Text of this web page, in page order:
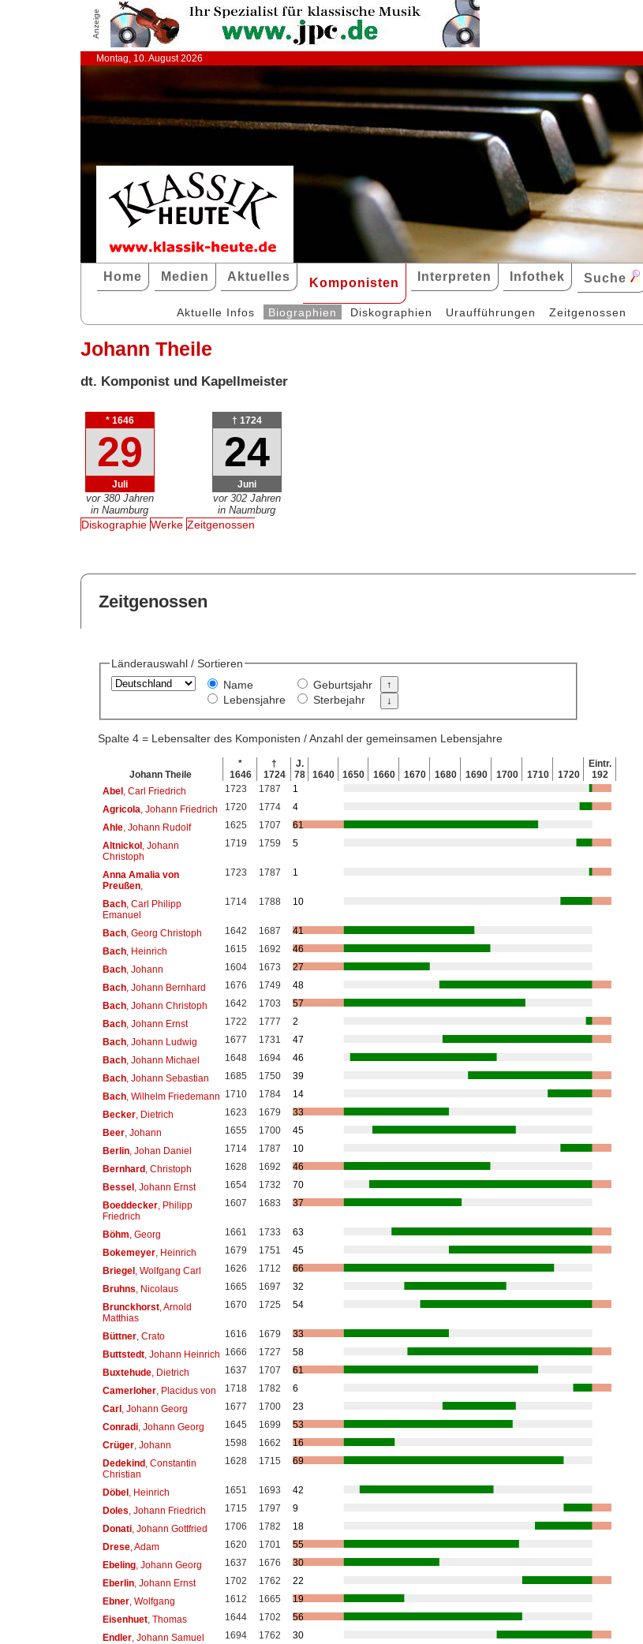
Anzeige
Montag, 10. August 2026
Home Medien Aktuelles Komponisten Interpreten Infothek Suche
Aktuelle Infos Biographien Diskographien Uraufführungen Zeitgenossen
Johann Theile
dt. Komponist und Kapellmeister
* 1646
29
Juli
vor 380 Jahren
in Naumburg
† 1724
24
Juni
vor 302 Jahren
in Naumburg
Diskographie Werke Zeitgenossen
Zeitgenossen
Länderauswahl / Sortieren
Name
Lebensjahre
Geburtsjahr
Sterbejahr
Spalte 4 = Lebensalter des Komponisten / Anzahl der gemeinsamen Lebensjahre
Johann Theile
*
1646
†
1724
J.
78
1640 1650 1660 1670 1680 1690 1700 1710 1720
Eintr.
192
Abel, Carl Friedrich 1723 1787
1
Agricola , Johann Friedrich 1720 1774
4
Ahle, Johann Rudolf 1625 1707
61
Altnickol, Johann
Christoph
1719 1759 5
Anna Amalia von
Preußen,
1723 1787 1
Bach, Carl Philipp
Emanuel
1714 1788 10
Bach, Georg Christoph 1642 1687
41
Bach, Heinrich 1615 1692
46
Bach, Johann 1604 1673
27
Bach, Johann Bernhard 1676 1749
48
Bach, Johann Christoph 1642 1703
57
Bach, Johann Ernst 1722 1777
2
Bach, Johann Ludwig 1677 1731
47
Bach, Johann Michael 1648 1694
46
Bach, Johann Sebastian 1685 1750
39
Bach, Wilhelm Friedemann 1710 1784
14
Becker, Dietrich 1623 1679
33
Beer, Johann 1655 1700
45
Berlin, Johan Daniel 1714 1787
10
Bernhard, Christoph 1628 1692
46
Bessel, Johann Ernst 1654 1732
70
Boeddecker, Philipp
Friedrich
1607 1683 37
Böhm , Georg 1661 1733
63
Bokemeyer, Heinrich 1679 1751
45
Briegel, Wolfgang Carl 1626 1712
66
Bruhns , Nicolaus 1665 1697
32
Brunckhorst, Arnold
Matthias
1670 1725 54
Büttner, Crato 1616 1679
33
Buttstedt, Johann Heinrich 1666 1727
58
Buxtehude, Dietrich 1637 1707
61
Camerloher, Placidus von 1718 1782
6
Carl, Johann Georg 1677 1700
23
Conradi, Johann Georg 1645 1699
53
Crüger, Johann 1598 1662
16
Dedekind, Constantin
Christian
1628 1715 69
Döbel, Heinrich 1651 1693
42
Doles , Johann Friedrich 1715 1797
9
Donati, Johann Gottfried 1706 1782
18
Drese, Adam 1620 1701
55
Ebeling, Johann Georg 1637 1676
30
Eberlin, Johann Ernst 1702 1762
22
Ebner, Wolfgang 1612 1665
19
Eisenhuet, Thomas 1644 1702
56
Endler, Johann Samuel 1694 1762
30